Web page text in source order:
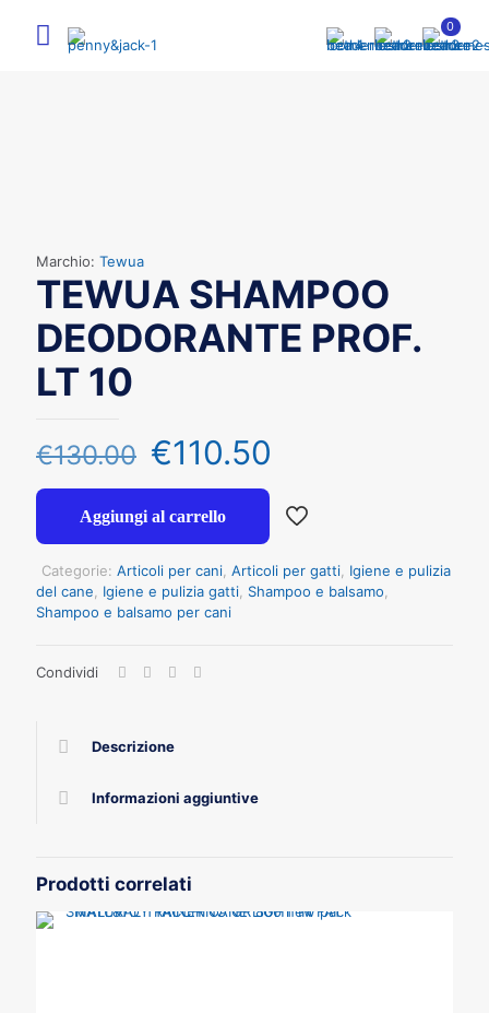
0
Marchio: Tewua
TEWUA SHAMPOO
DEODORANTE PROF.
LT 10
€130.00 €110.50
Aggiungi al carrello
Categorie: Articoli per cani Articoli per gatti Igiene e pulizia
del cane
Igiene e pulizia gatti Shampoo e balsamo
Shampoo e balsamo per cani
Condividi
Descrizione
Informazioni aggiuntive
Prodotti correlati